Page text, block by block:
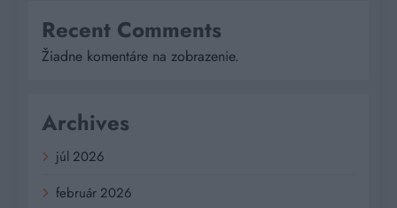
Recent Comments
Žiadne komentáre na zobrazenie.
Archives
júl 2026
február 2026